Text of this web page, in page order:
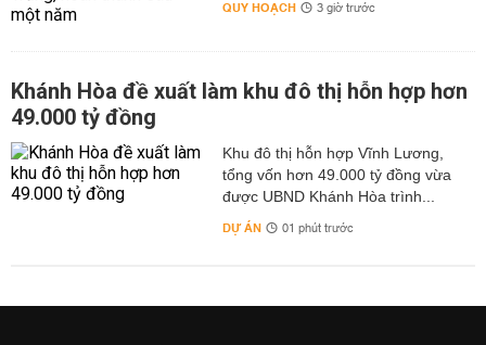
QUY HOẠCH 3 giờ trước
Khánh Hòa đề xuất làm khu đô thị hỗn hợp hơn
49.000 tỷ đồng
Khu đô thị hỗn hợp Vĩnh Lương,
tổng vốn hơn 49.000 tỷ đồng vừa
được UBND Khánh Hòa trình...
DỰ ÁN 01 phút trước